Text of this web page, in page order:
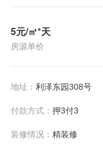
5元/㎡*天
房源单价
地址： 利泽东园308号
付款方式： 押3付3
装修情况： 精装修